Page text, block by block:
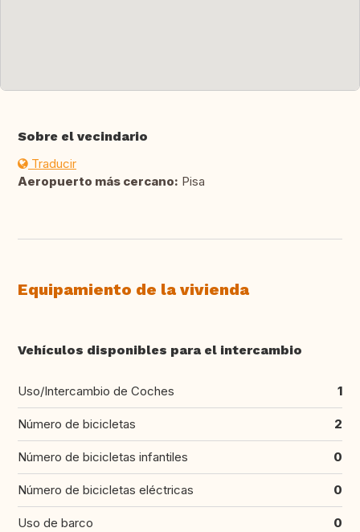
Sobre el vecindario
Traducir
Aeropuerto más cercano: Pisa
Equipamiento de la vivienda
Vehículos disponibles para el intercambio
Uso/Intercambio de Coches 1
Número de bicicletas 2
Número de bicicletas infantiles 0
Número de bicicletas eléctricas 0
Uso de barco 0